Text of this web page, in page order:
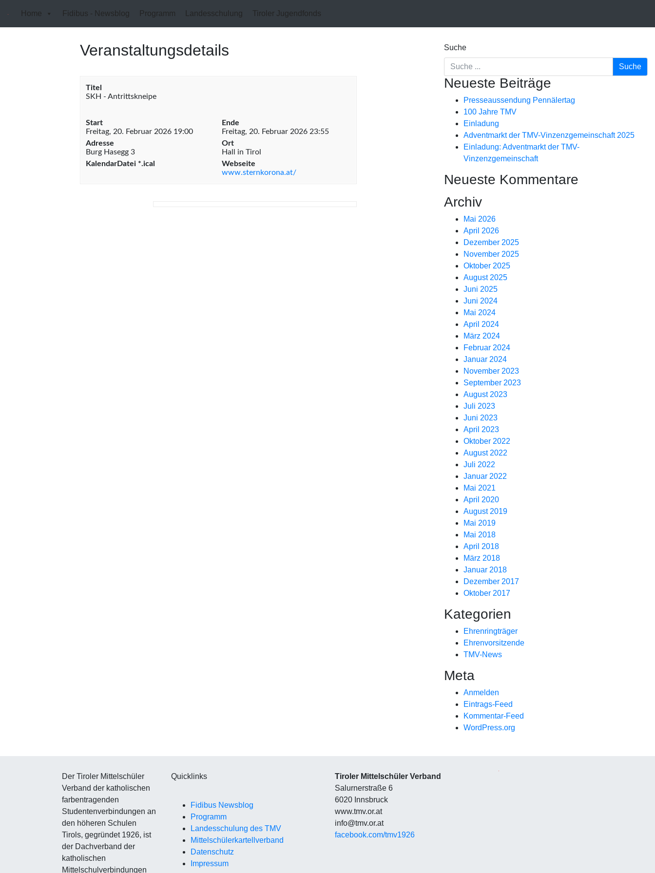
Home Fidibus - Newsblog Programm Landesschulung Tiroler Jugendfonds
Veranstaltungsdetails
Titel
SKH - Antrittskneipe
Start
Freitag, 20. Februar 2026 19:00
Ende
Freitag, 20. Februar 2026 23:55
Adresse
Burg Hasegg 3
Ort
Hall in Tirol
KalendarDatei *.ical
Webseite
www.sternkorona.at/
Suche
Neueste Beiträge
Presseaussendung Pennälertag
100 Jahre TMV
Einladung
Adventmarkt der TMV-Vinzenzgemeinschaft 2025
Einladung: Adventmarkt der TMV-
Vinzenzgemeinschaft
Neueste Kommentare
Archiv
Mai 2026
April 2026
Dezember 2025
November 2025
Oktober 2025
August 2025
Juni 2025
Juni 2024
Mai 2024
April 2024
März 2024
Februar 2024
Januar 2024
November 2023
September 2023
August 2023
Juli 2023
Juni 2023
April 2023
Oktober 2022
August 2022
Juli 2022
Januar 2022
Mai 2021
April 2020
August 2019
Mai 2019
Mai 2018
April 2018
März 2018
Januar 2018
Dezember 2017
Oktober 2017
Kategorien
Ehrenringträger
Ehrenvorsitzende
TMV-News
Meta
Anmelden
Eintrags-Feed
Kommentar-Feed
WordPress.org
Der Tiroler Mittelschüler
Verband der katholischen
farbentragenden
Studentenverbindungen an
den höheren Schulen
Tirols, gegründet 1926, ist
der Dachverband der
katholischen
Mittelschulverbindungen
Quicklinks
Fidibus Newsblog
Programm
Landesschulung des TMV
Mittelschülerkartellverband
Datenschutz
Impressum
Tiroler Mittelschüler Verband
Salurnerstraße 6
6020 Innsbruck
www.tmv.or.at
info@tmv.or.at
facebook.com/tmv1926